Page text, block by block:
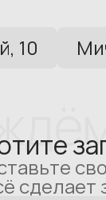
10
сделает